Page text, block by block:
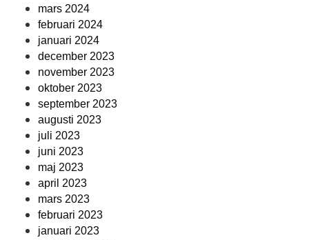
mars 2024
februari 2024
januari 2024
december 2023
november 2023
oktober 2023
september 2023
augusti 2023
juli 2023
juni 2023
maj 2023
april 2023
mars 2023
februari 2023
januari 2023